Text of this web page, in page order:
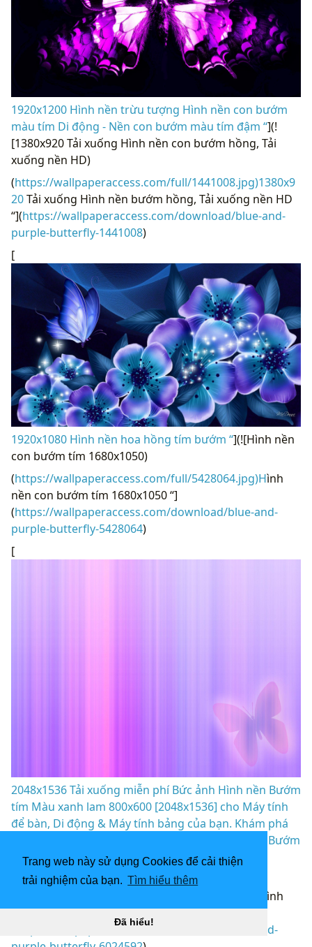
Trang web này sử dụng Cookies để cải thiện
trải nghiệm của bạn. Tìm hiểu thêm
Đã hiểu!
1920x1200 Hình nền trừu tượng Hình nền con bướm
màu tím Di động - Nền con bướm màu tím đậm “](!
[1380x920 Tải xuống Hình nền con bướm hồng, Tải
xuống nền HD)
(https://wallpaperaccess.com/full/1441008.jpg)1380x9
20Tải xuống Hình nền bướm hồng, Tải xuống nền HD
“](https://wallpaperaccess.com/download/blue-and-
purple-butterfly-1441008)
[
1920x1080 Hình nền hoa hồng tím bướm “](![Hình nền
con bướm tím 1680x1050)
(https://wallpaperaccess.com/full/5428064.jpg)Hình
nền con bướm tím 1680x1050 “]
(https://wallpaperaccess.com/download/blue-and-
purple-butterfly-5428064)
[
2048x1536 Tải xuống miễn phí Bức ảnh Hình nền Bướm
tím Màu xanh lam 800x600 [2048x1536] cho Máy tính
để bàn, Di động & Máy tính bảng của bạn. Khám phá
Hình nền Bướm tím. Hình nền máy tính miễn phí Bướm
hoa, Hình nền bướm đẹp cho “](![Hình nền bướm
1440x1280)
ình
nền con bướm 1440x1280 “]
https://wallpaperaccess.com/download/blue-and-